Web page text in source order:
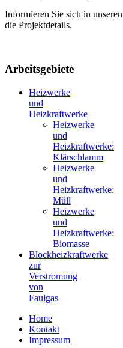
Informieren Sie sich in unseren
die Projektdetails.
Arbeitsgebiete
Heizwerke
und
Heizkraftwerke
Heizwerke
und
Heizkraftwerke:
Klärschlamm
Heizwerke
und
Heizkraftwerke:
Müll
Heizwerke
und
Heizkraftwerke:
Biomasse
Blockheizkraftwerke
zur
Verstromung
von
Faulgas
Home
Kontakt
Impressum